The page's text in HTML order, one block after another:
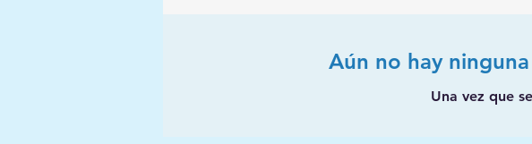
Aún no hay
Una vez que